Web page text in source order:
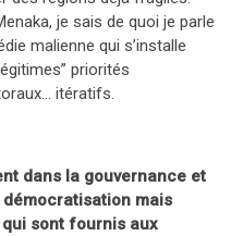
je sais de quoi je parle
malienne qui s’installe
priorités
itératifs.
dans la gouvernance et
mais
sont fournis aux